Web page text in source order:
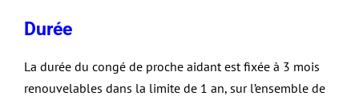
Durée
La durée du congé de proche aidant est fixée à 3 mois
renouvelables dans la limite de 1 an, sur l’ensemble de